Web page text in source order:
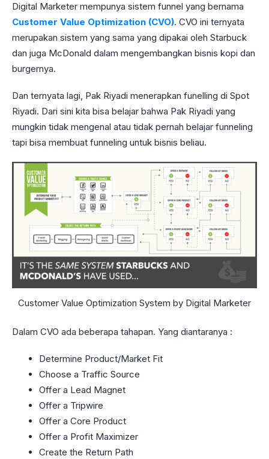
Digital Marketer mempunya sistem funnel yang bernama
Customer Value Optimization (CVO). CVO ini ternyata
merupakan sistem yang sama yang dipakai oleh Starbuck
dan juga McDonald dalam mengembangkan bisnis kopi dan
burgernya.
Dan ternyata lagi, Pak Riyadi menerapkan funelling di Spot
Riyadi. Dari sini kita bisa belajar bahwa Pak Riyadi yang
mungkin tidak mengenal atau tidak pernah belajar funneling
tapi bisa membuat funneling untuk bisnis beliau.
Customer Value Optimization System by Digital Marketer
Dalam CVO ada beberapa tahapan. Yang diantaranya :
Determine Product/Market Fit
Choose a Traffic Source
Offer a Lead Magnet
Offer a Tripwire
Offer a Core Product
Offer a Profit Maximizer
Create the Return Path